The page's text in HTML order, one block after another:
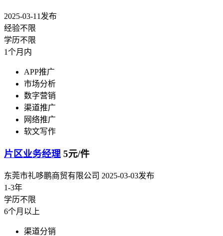
2025-03-11发布
经验不限
学历不限
1个月内
APP推广
市场分析
数字营销
渠道推广
网络推广
软文写作
片区业务经理 5元/件
东莞市礼哆鹏商贸有限公司 2025-03-03发布
1-3年
学历不限
6个月以上
渠道分销